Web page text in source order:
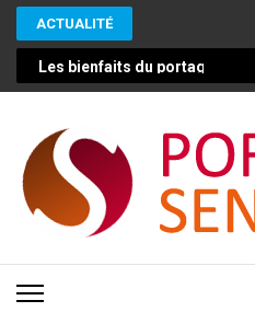
Aller
contenu
(Pressez
ACTUALITÉ
Les bienfaits du portage de
PORTAIL